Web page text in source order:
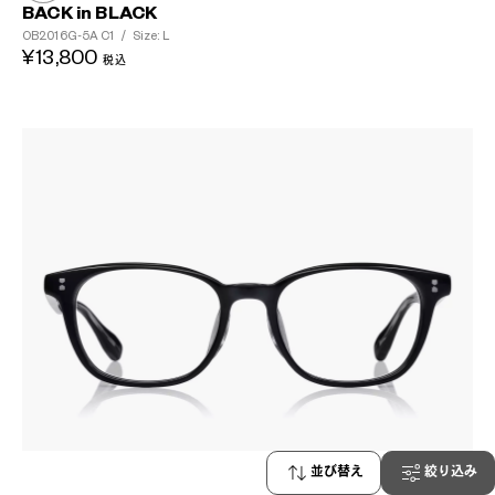
並び替え 絞り込み
BACK in BLACK
OB2016G-5A C1 / Size: L
¥13,800 税込